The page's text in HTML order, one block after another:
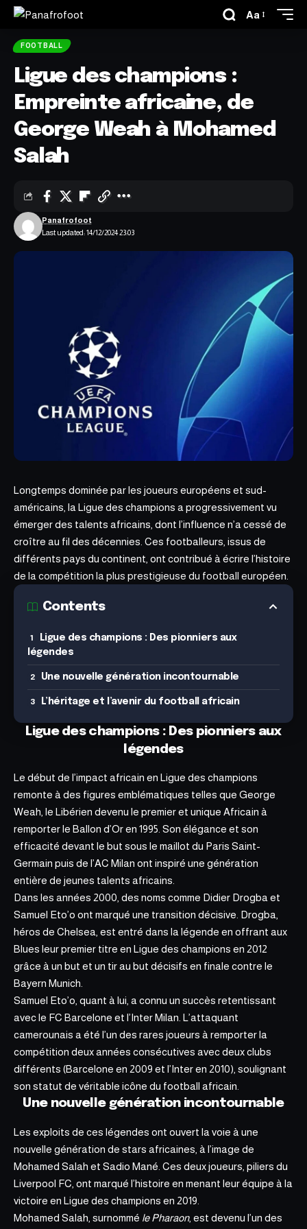
Aa
FOOTBALL
Ligue des champions :
Empreinte africaine, de
George Weah à Mohamed
Salah
Last updated: 14/12/2024 23:03
Panafrofoot
Longtemps dominée par les joueurs européens et sud-
américains, la Ligue des champions a progressivement vu
émerger des talents africains , dont l’influence n’a cessé de
croître au fil des décennies. Ces footballeurs, issus de
différents pays du continent, ont contribué à écrire l’histoire
de la compétition la plus prestigieuse du football européen.
Contents
Ligue des champions : Des pionniers aux
légendes
Une nouvelle génération incontournable
L’héritage et l’avenir du football africain
Ligue des champions : Des pionniers aux
légendes
Le début de l’impact africain en Ligue des champions
remonte à des figures emblématiques telles que George
Weah, le Libérien devenu le premier et unique Africain à
remporter le Ballon d’Or en 1995. Son élégance et son
efficacité devant le but sous le maillot du Paris Saint-
Germain puis de l’AC Milan ont inspiré une génération
entière de jeunes talents africains.
Dans les années 2000, des noms comme Didier Drogba et
Samuel Eto’o ont marqué une transition décisive. Drogba,
héros de Chelsea, est entré dans la légende en offrant aux
Blues leur premier titre en Ligue des champions en 2012
grâce à un but et un tir au but décisifs en finale contre le
Bayern Munich.
Samuel Eto’o, quant à lui, a connu un succès retentissant
avec le FC Barcelone et l’Inter Milan. L’attaquant
camerounais a été l’un des rares joueurs à remporter la
compétition deux années consécutives avec deux clubs
différents (Barcelone en 2009 et l’Inter en 2010), soulignant
son statut de véritable icône du football africain.
Une nouvelle génération incontournable
Les exploits de ces légendes ont ouvert la voie à une
nouvelle génération de stars africaines, à l’image de
Mohamed Salah et Sadio Mané. Ces deux joueurs, piliers du
Liverpool FC, ont marqué l’histoire en menant leur équipe à la
victoire en Ligue des champions en 2019.
Mohamed Salah, surnommé le Pharaon, est devenu l’un des